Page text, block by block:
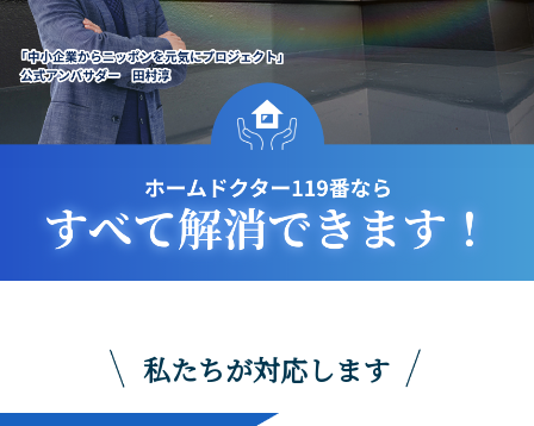
私たちが対応します